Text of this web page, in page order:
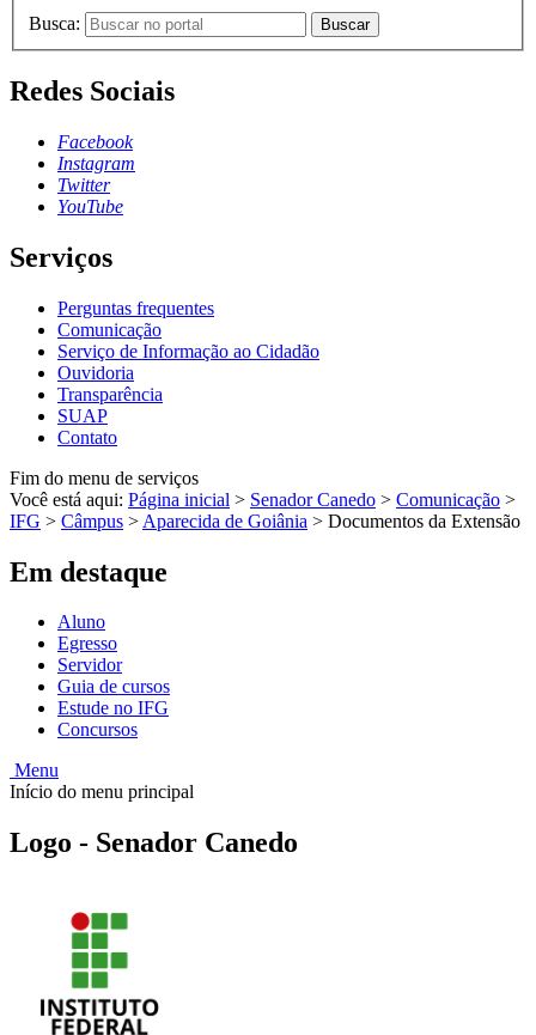
Busca: Buscar
Redes Sociais
Facebook
Instagram
Twitter
YouTube
Serviços
Perguntas frequentes
Comunicação
Serviço de Informação ao Cidadão
Ouvidoria
Transparência
SUAP
Contato
Fim do menu de serviços
Você está aqui: Página inicial > Senador Canedo > Comunicação >
IFG > Câmpus > Aparecida de Goiânia > Documentos da Extensão
Em destaque
Aluno
Egresso
Servidor
Guia de cursos
Estude no IFG
Concursos
Menu
Início do menu principal
Logo - Senador Canedo